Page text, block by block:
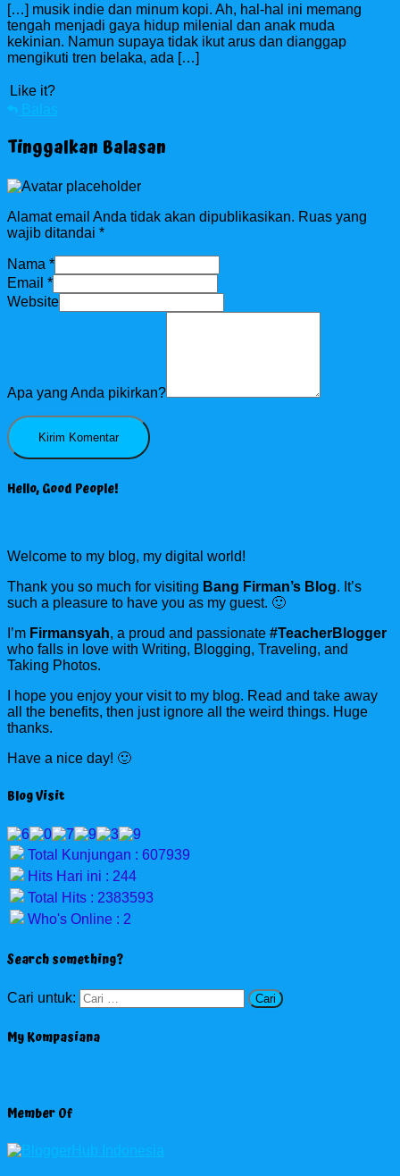
[…] musik indie dan minum kopi. Ah, hal-hal ini memang
tengah menjadi gaya hidup milenial dan anak muda
kekinian. Namun supaya tidak ikut arus dan dianggap
mengikuti tren belaka, ada […]
Like it?
Balas
Tinggalkan Balasan
Alamat email Anda tidak akan dipublikasikan. Ruas yang
wajib ditandai *
Nama *
Email *
Website
Apa yang Anda pikirkan?
Hello, Good People!
Welcome to my blog, my digital world!
Thank you so much for visiting Bang Firman’s Blog. It’s
such a pleasure to have you as my guest. 🙂
I’m Firmansyah, a proud and passionate #TeacherBlogger
who falls in love with Writing, Blogging, Traveling, and
Taking Photos.
I hope you enjoy your visit to my blog. Read and take away
all the benefits, then just ignore all the weird things. Huge
thanks.
Have a nice day! 🙂
Blog Visit
Total Kunjungan : 607939
Hits Hari ini : 244
Total Hits : 2383593
Who's Online : 2
Search something?
Cari untuk:
My Kompasiana
Member Of